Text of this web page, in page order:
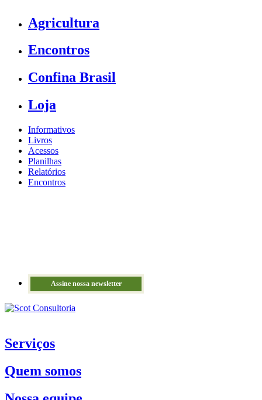
Agricultura
Encontros
Confina Brasil
Loja
Informativos
Livros
Acessos
Planilhas
Relatórios
Encontros
Assine nossa newsletter
Serviços
Quem somos